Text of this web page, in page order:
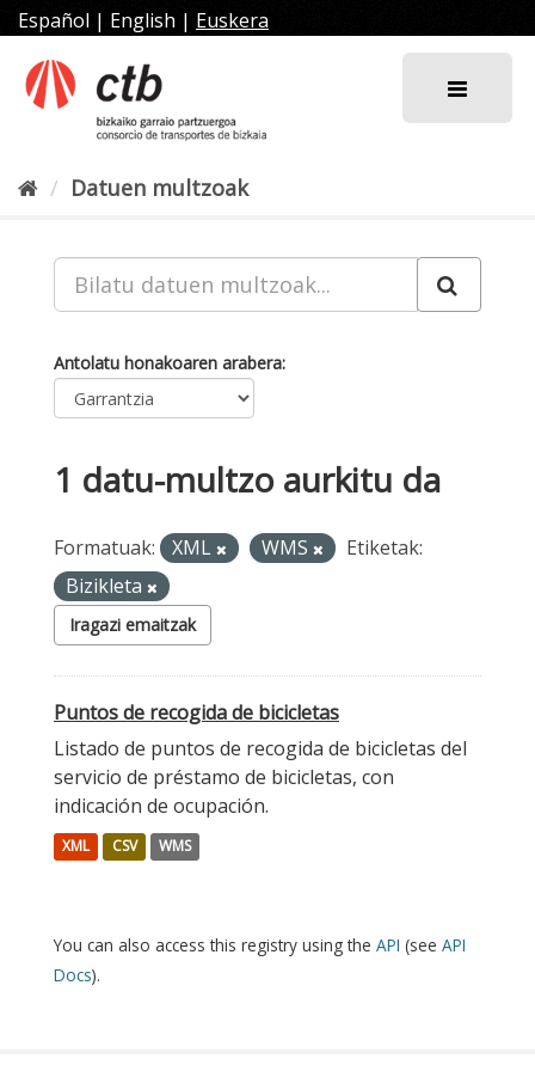
Joan
edukira
Español | English | Euskera
Datuen multzoak
Antolatu honakoaren arabera
1 datu-multzo aurkitu da
Formatuak: XML WMS
Etiketak:
Bizikleta
Iragazi emaitzak
Puntos de recogida de bicicletas
Listado de puntos de recogida de bicicletas del
servicio de préstamo de bicicletas, con
indicación de ocupación.
XML CSV WMS
You can also access this registry using the API (see API
Docs).